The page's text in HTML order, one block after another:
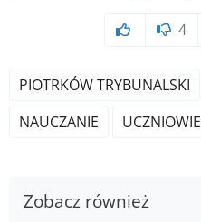
4
PIOTRKÓW TRYBUNALSKI
NAUCZANIE
UCZNIOWIE
Zobacz również